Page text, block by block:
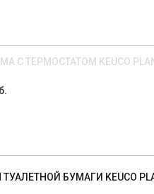
С ТЕРМОСТАТОМ KEUCO
БУМАГИ KEUCO